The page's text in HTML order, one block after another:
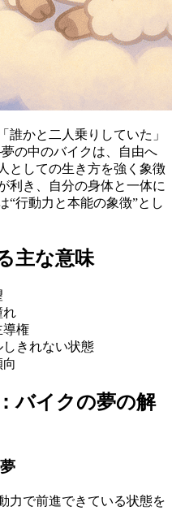
誰かと二人乗りしていた」
の中のバイクは、自由へ
としての生き方を強く象徴
利き、自分の身体と一体に
“行動力と本能の象徴”とし
主な意味
れ
導権
きれない状態
バイクの夢の解
力で前進できている状態を